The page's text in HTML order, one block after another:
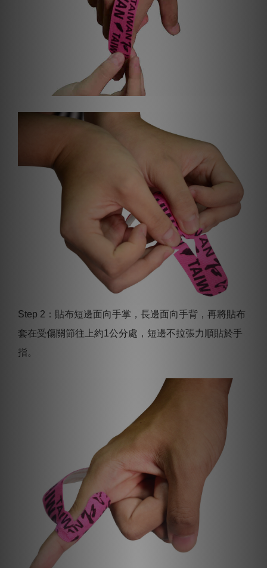
Step 2：貼布短邊面向手掌，長邊面向手背，再將貼布
套在受傷關節往上約1公分處，短邊不拉張力順貼於手
指。